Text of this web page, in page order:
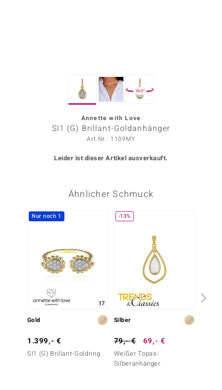
BY DE MELO
360°
Annette with Love
SI1 (G) Brillant-Goldanhänger
Art.Nr.: 1109MY
Leider ist dieser Artikel ausverkauft.
Ähnlicher Schmuck
Nur noch 1
17
Gold
1.399,- €
SI1 (G) Brillant-Goldring
-13%
Silber
79,- € 69,- €
Weißer Topas-
Silberanhänger